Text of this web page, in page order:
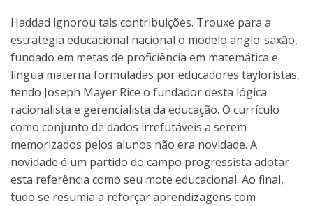
Haddad ignorou tais contribuições. Trouxe para a
estratégia educacional nacional o modelo anglo-saxão,
fundado em metas de proficiência em matemática e
língua materna formuladas por educadores tayloristas,
tendo Joseph Mayer Rice o fundador desta lógica
racionalista e gerencialista da educação. O currículo
como conjunto de dados irrefutáveis a serem
memorizados pelos alunos não era novidade. A
novidade é um partido do campo progressista adotar
esta referência como seu mote educacional. Ao final,
tudo se resumia a reforçar aprendizagens com